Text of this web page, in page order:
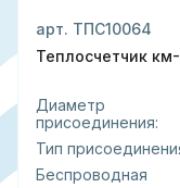
арт. ТПС10064
Теплосчетчик
Диаметр
присоединения:
Тип
Беспроводная